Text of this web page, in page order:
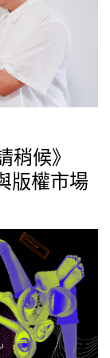
稍候》
版權市場